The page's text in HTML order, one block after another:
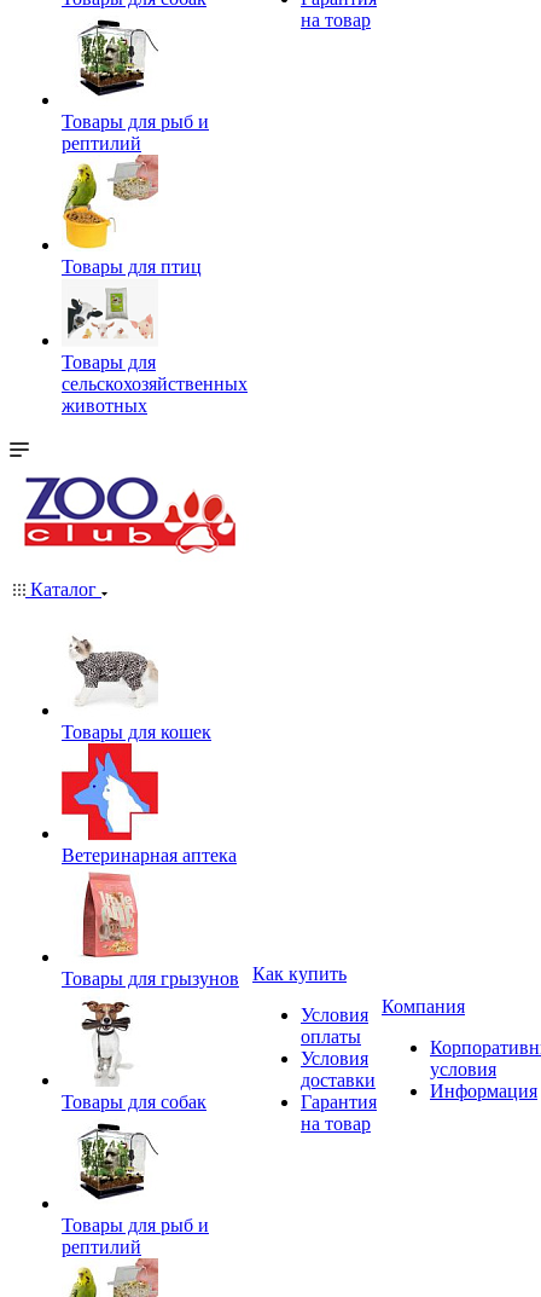
Товары для рыб и
рептилий
Товары для птиц
Товары для
сельскохозяйственных
животных
на товар
Каталог
Товары для кошек
Ветеринарная аптека
Товары для грызунов
Товары для собак
Товары для рыб и
рептилий
Как купить
Условия
оплаты
Условия
доставки
Гарантия
на товар
Компания
условия
Информация